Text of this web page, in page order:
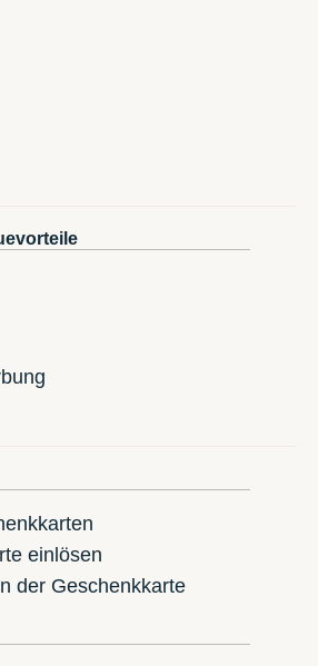
einlösen
der Geschenkkarte